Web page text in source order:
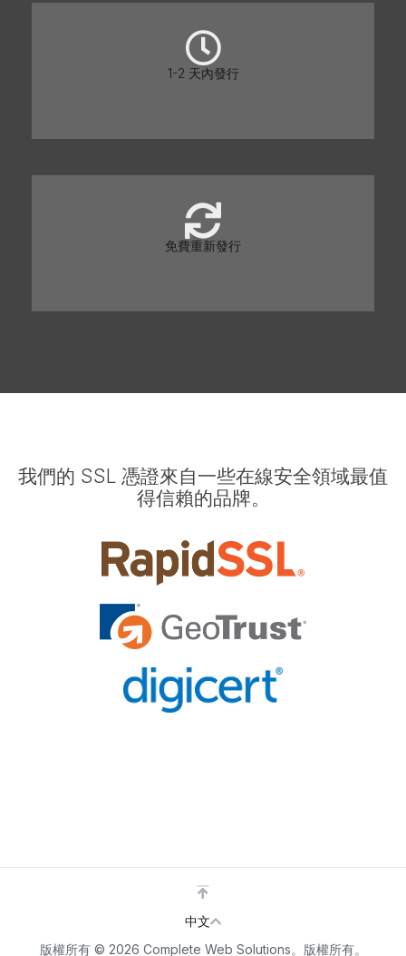
1-2 天內發行
免費重新發行
我們的 SSL 憑證來自一些在線安全領域最值
得信賴的品牌。
版權所有 © 2026 Complete Web Solutions。版權所有。
中文